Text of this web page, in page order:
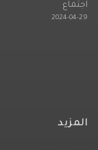
اجتماع
2024-04-29
المزيد